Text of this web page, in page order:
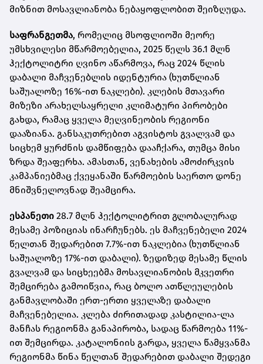
მიზნით მოსავლიანობა ნებაყოფლობით შეიზღუდა.
საფრანგეთმა, რომელიც მსოფლიოში მეორე
უმსხვილესი მწარმოებელია, 2025 წელს 36.1 მლნ
ჰექტოლიტრი ღვინო აწარმოვა, რაც 2024 წლის
დაბალი მაჩვენებლის იდენტურია (ხუთწლიან
საშუალოზე 16%-ით ნაკლები). კლების მთავარი
მიზეზი არახელსაყრელი კლიმატური პირობები
გახდა, რამაც ყველა მეღვინეობის რეგიონი
დააზიანა. განსაკუთრებით აგვისტოს გვალვამ და
სიცხემ ყურძნის დამწიფება დააჩქარა, თუმცა მისი
ზრდა შეაფერხა. ამასთან, ვენახების ამოძირკვის
კამპანიებმაც ქვეყანაში წარმოების საერთო დონე
მნიშვნელოვნად შეამცირა.
ესპანეთი 28.7 მლნ ჰექტოლიტრით გლობალურად
მესამე პოზიციას ინარჩუნებს. ეს მაჩვენებელი 2024
წელთან შედარებით 7.7%-ით ნაკლებია (ხუთწლიან
საშუალოზე 17%-ით დაბალი). ზედიზედ მესამე წლის
გვალვამ და სიცხეებმა მოსავლიანობის მკვეთრი
შემცირება გამოიწვია, რაც ბოლო ათწლეულების
განმავლობაში ერთ-ერთი ყველაზე დაბალი
მაჩვენებელია. კლება ძირითადად კასტილია-ლა
მანჩას რეგიონმა განაპირობა, სადაც წარმოება 11%-
ით შემცირდა. კატალონიის გარდა, ყველა წამყვანმა
რეგიონმა წინა წელთან შედარებით დაბალი შედეგი